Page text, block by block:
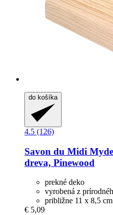
do košíka
4.5 (126)
Savon du Midi
dreva, Pinewood
prekné deko
vyrobená z
približne 11 x 8,5 cm
€ 5,09